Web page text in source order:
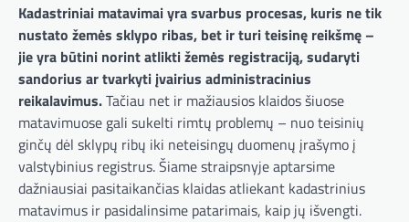
Kadastriniai matavimai yra svarbus procesas, kuris ne tik
nustato žemės sklypo ribas, bet ir turi teisinę reikšmę –
jie yra būtini norint atlikti žemės registraciją, sudaryti
sandorius ar tvarkyti įvairius administracinius
reikalavimus.Tačiau net ir mažiausios klaidos šiuose
matavimuose gali sukelti rimtų problemų – nuo teisinių
ginčų dėl sklypų ribų iki neteisingų duomenų įrašymo į
valstybinius registrus. Šiame straipsnyje aptarsime
dažniausiai pasitaikančias klaidas atliekant kadastrinius
matavimus ir pasidalinsime patarimais, kaip jų išvengti.